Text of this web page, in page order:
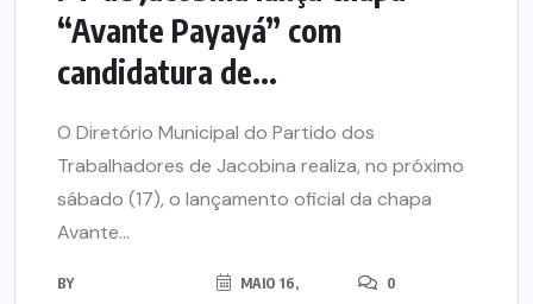
“Avante Payayá” com
candidatura de...
O Diretório Municipal do Partido dos
Trabalhadores de Jacobina realiza, no próximo
sábado (17), o lançamento oficial da chapa
Avante...
BY
MAIO 16,
0